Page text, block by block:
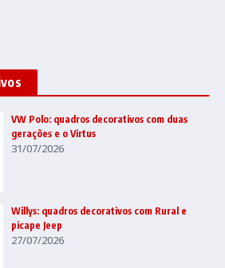
VW Polo: quadros decorativos com duas
gerações e o Virtus
31/07/2026
Willys: quadros decorativos com Rural e
picape Jeep
27/07/2026